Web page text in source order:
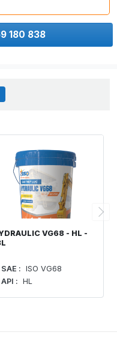
180 838
VG68 - HL -
SAE : ISO VG68
API : HL